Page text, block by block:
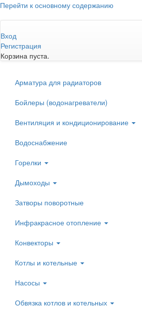
Перейти к основному содержанию
Вход
Регистрация
Корзина пуста.
Арматура для радиаторов
Бойлеры (водонагреватели)
Вентиляция и кондиционирование
Водоснабжение
Горелки
Дымоходы
Затворы поворотные
Инфракрасное отопление
Конвекторы
Котлы и котельные
Насосы
Обвязка котлов и котельных